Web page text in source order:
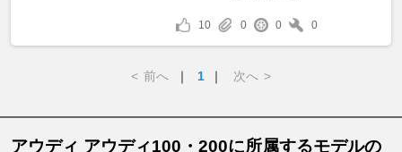
10 0 0 0
< 前へ ｜ 1 ｜ 次へ >
アウディ アウディ100・200に所属するモデルの